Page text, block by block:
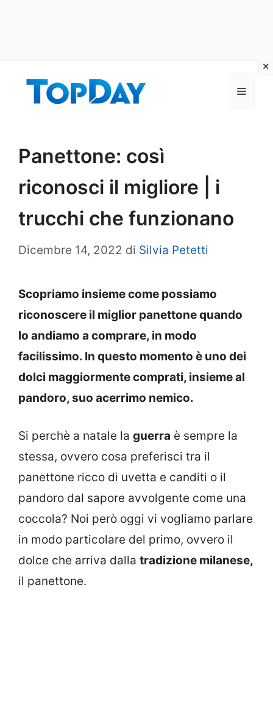
Menu
Panettone: così
riconosci il migliore | i
trucchi che funzionano
Dicembre 14, 2022 di Silvia Petetti
Scopriamo insieme come possiamo
riconoscere il miglior panettone quando
lo andiamo a comprare, in modo
facilissimo. In questo momento è uno dei
dolci maggiormente comprati, insieme al
pandoro, suo acerrimo nemico.
Si perchè a natale la guerra è sempre la
stessa, ovvero cosa preferisci tra il
panettone ricco di uvetta e canditi o il
pandoro dal sapore avvolgente come una
coccola? Noi però oggi vi vogliamo parlare
in modo particolare del primo, ovvero il
dolce che arriva dalla tradizione milanese,
il panettone.